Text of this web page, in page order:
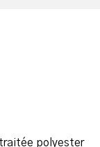
polyester